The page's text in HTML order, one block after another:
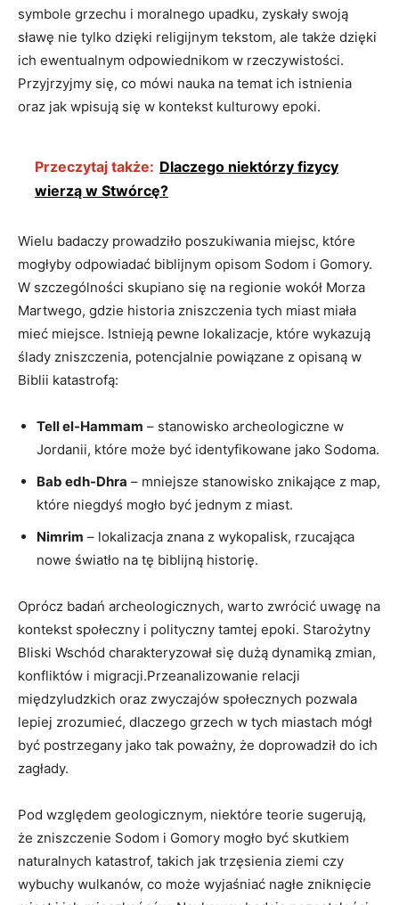
symbole grzechu i moralnego upadku, zyskały swoją
sławę nie tylko dzięki religijnym tekstom, ale także dzięki
ich ewentualnym odpowiednikom w rzeczywistości.
Przyjrzyjmy się, co mówi nauka na temat ich istnienia
oraz jak wpisują się w kontekst kulturowy epoki.
Przeczytaj także: Dlaczego niektórzy fizycy
wierzą w Stwórcę?
Wielu badaczy prowadziło poszukiwania miejsc, które
mogłyby odpowiadać biblijnym opisom Sodom i Gomory.
W szczególności skupiano się na regionie wokół Morza
Martwego, gdzie historia zniszczenia tych miast miała
mieć miejsce. Istnieją pewne lokalizacje, które wykazują
ślady zniszczenia, potencjalnie powiązane z opisaną w
Biblii katastrofą:
Tell el-Hammam – stanowisko archeologiczne w
Jordanii, które może być identyfikowane jako Sodoma.
Bab edh-Dhra – mniejsze stanowisko znikające z map,
które niegdyś mogło być jednym z miast.
Nimrim – lokalizacja znana z wykopalisk, rzucająca
nowe światło na tę biblijną historię.
Oprócz badań archeologicznych, warto zwrócić uwagę na
kontekst społeczny i polityczny tamtej epoki. Starożytny
Bliski Wschód charakteryzował się dużą dynamiką zmian,
konfliktów i migracji.Przeanalizowanie relacji
międzyludzkich oraz zwyczajów społecznych pozwala
lepiej zrozumieć, dlaczego grzech w tych miastach mógł
być postrzegany jako tak poważny, że doprowadził do ich
zagłady.
Pod względem geologicznym, niektóre teorie sugerują,
że zniszczenie Sodom i Gomory mogło być skutkiem
naturalnych katastrof, takich jak trzęsienia ziemi czy
wybuchy wulkanów, co może wyjaśniać nagłe zniknięcie